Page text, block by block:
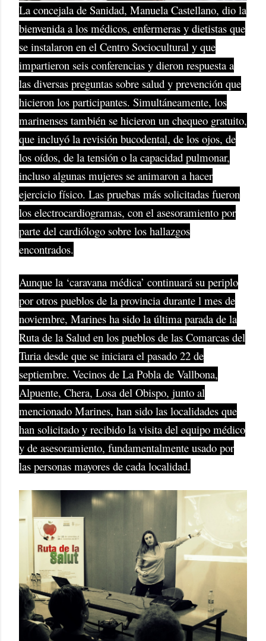
La concejala de Sanidad, Manuela Castellano, dio la
bienvenida a los médicos, enfermeras y dietistas que
se instalaron en el Centro Sociocultural y que
impartieron seis conferencias y dieron respuesta a
las diversas preguntas sobre salud y prevención que
hicieron los participantes. Simultáneamente, los
marinenses también se hicieron un chequeo gratuito,
que incluyó la revisión bucodental, de los ojos, de
los oídos, de la tensión o la capacidad pulmonar,
incluso algunas mujeres se animaron a hacer
ejercicio físico. Las pruebas más solicitadas fueron
los electrocardiogramas, con el asesoramiento por
parte del cardiólogo sobre los hallazgos
encontrados.
Aunque la ‘caravana médica’ continuará su periplo
por otros pueblos de la provincia durante l mes de
noviembre, Marines ha sido la última parada de la
Ruta de la Salud en los pueblos de las Comarcas del
Turia desde que se iniciara el pasado 22 de
septiembre. Vecinos de La Pobla de Vallbona,
Alpuente, Chera, Losa del Obispo, junto al
mencionado Marines, han sido las localidades que
han solicitado y recibido la visita del equipo médico
y de asesoramiento, fundamentalmente usado por
las personas mayores de cada localidad.